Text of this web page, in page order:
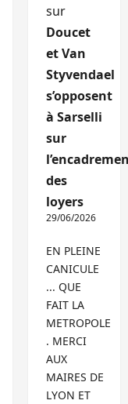
sur
Doucet
et Van
Styvendael
s’opposent
à Sarselli
sur
des
loyers
29/06/2026
EN PLEINE
CANICULE
... QUE
FAIT LA
METROPOLE
. MERCI
AUX
MAIRES DE
LYON ET